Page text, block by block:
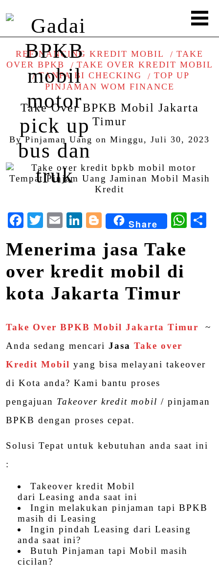
REFINANCING KREDIT MOBIL
TAKE
OVER BPKB
TAKE OVER KREDIT MOBIL
TANPA BI CHECKING
TOP UP
PINJAMAN WOM FINANCE
Take Over BPKB Mobil Jakarta
Timur
ByPinjaman Uang on Minggu, Juli 30, 2023
Facebook
Twitter
EmailLinkedIn
Blogger
Share
Menerima jasa Take
over kredit mobil di
kota Jakarta Timur
Take Over BPKB Mobil Jakarta Timur
~
Anda sedang mencari Jasa Take over
Kredit Mobil yang bisa melayani takeover
di Kota anda? Kami bantu proses
pengajuan Takeover kredit mobil / pinjaman
BPKB dengan proses cepat.
Solusi Tepat untuk kebutuhan anda saat ini
:
Takeover kredit Mobil
dari Leasing anda saat ini
Ingin melakukan pinjaman tapi BPKB
masih di Leasing
Ingin pindah Leasing dari Leasing
anda saat ini?
Butuh Pinjaman tapi Mobil masih
cicilan?